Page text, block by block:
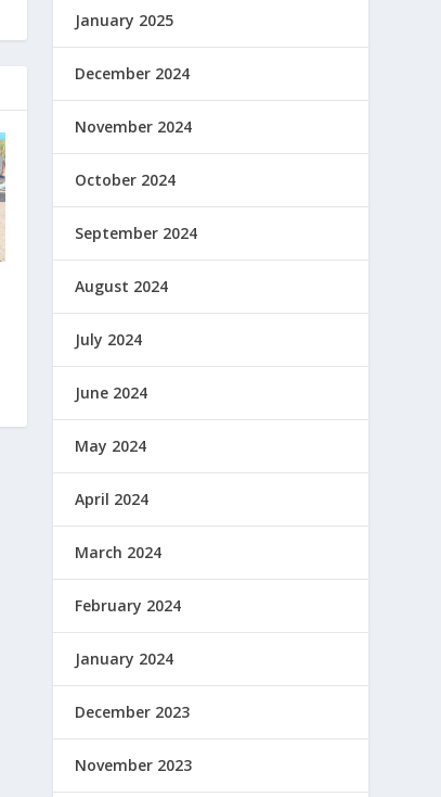
January 2025
December 2024
November 2024
October 2024
September 2024
August 2024
July 2024
June 2024
May 2024
April 2024
March 2024
February 2024
January 2024
December 2023
November 2023